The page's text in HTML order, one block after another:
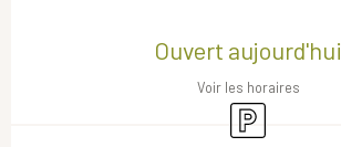
Ouvert aujourd'hui
Voir les horaires
Parking